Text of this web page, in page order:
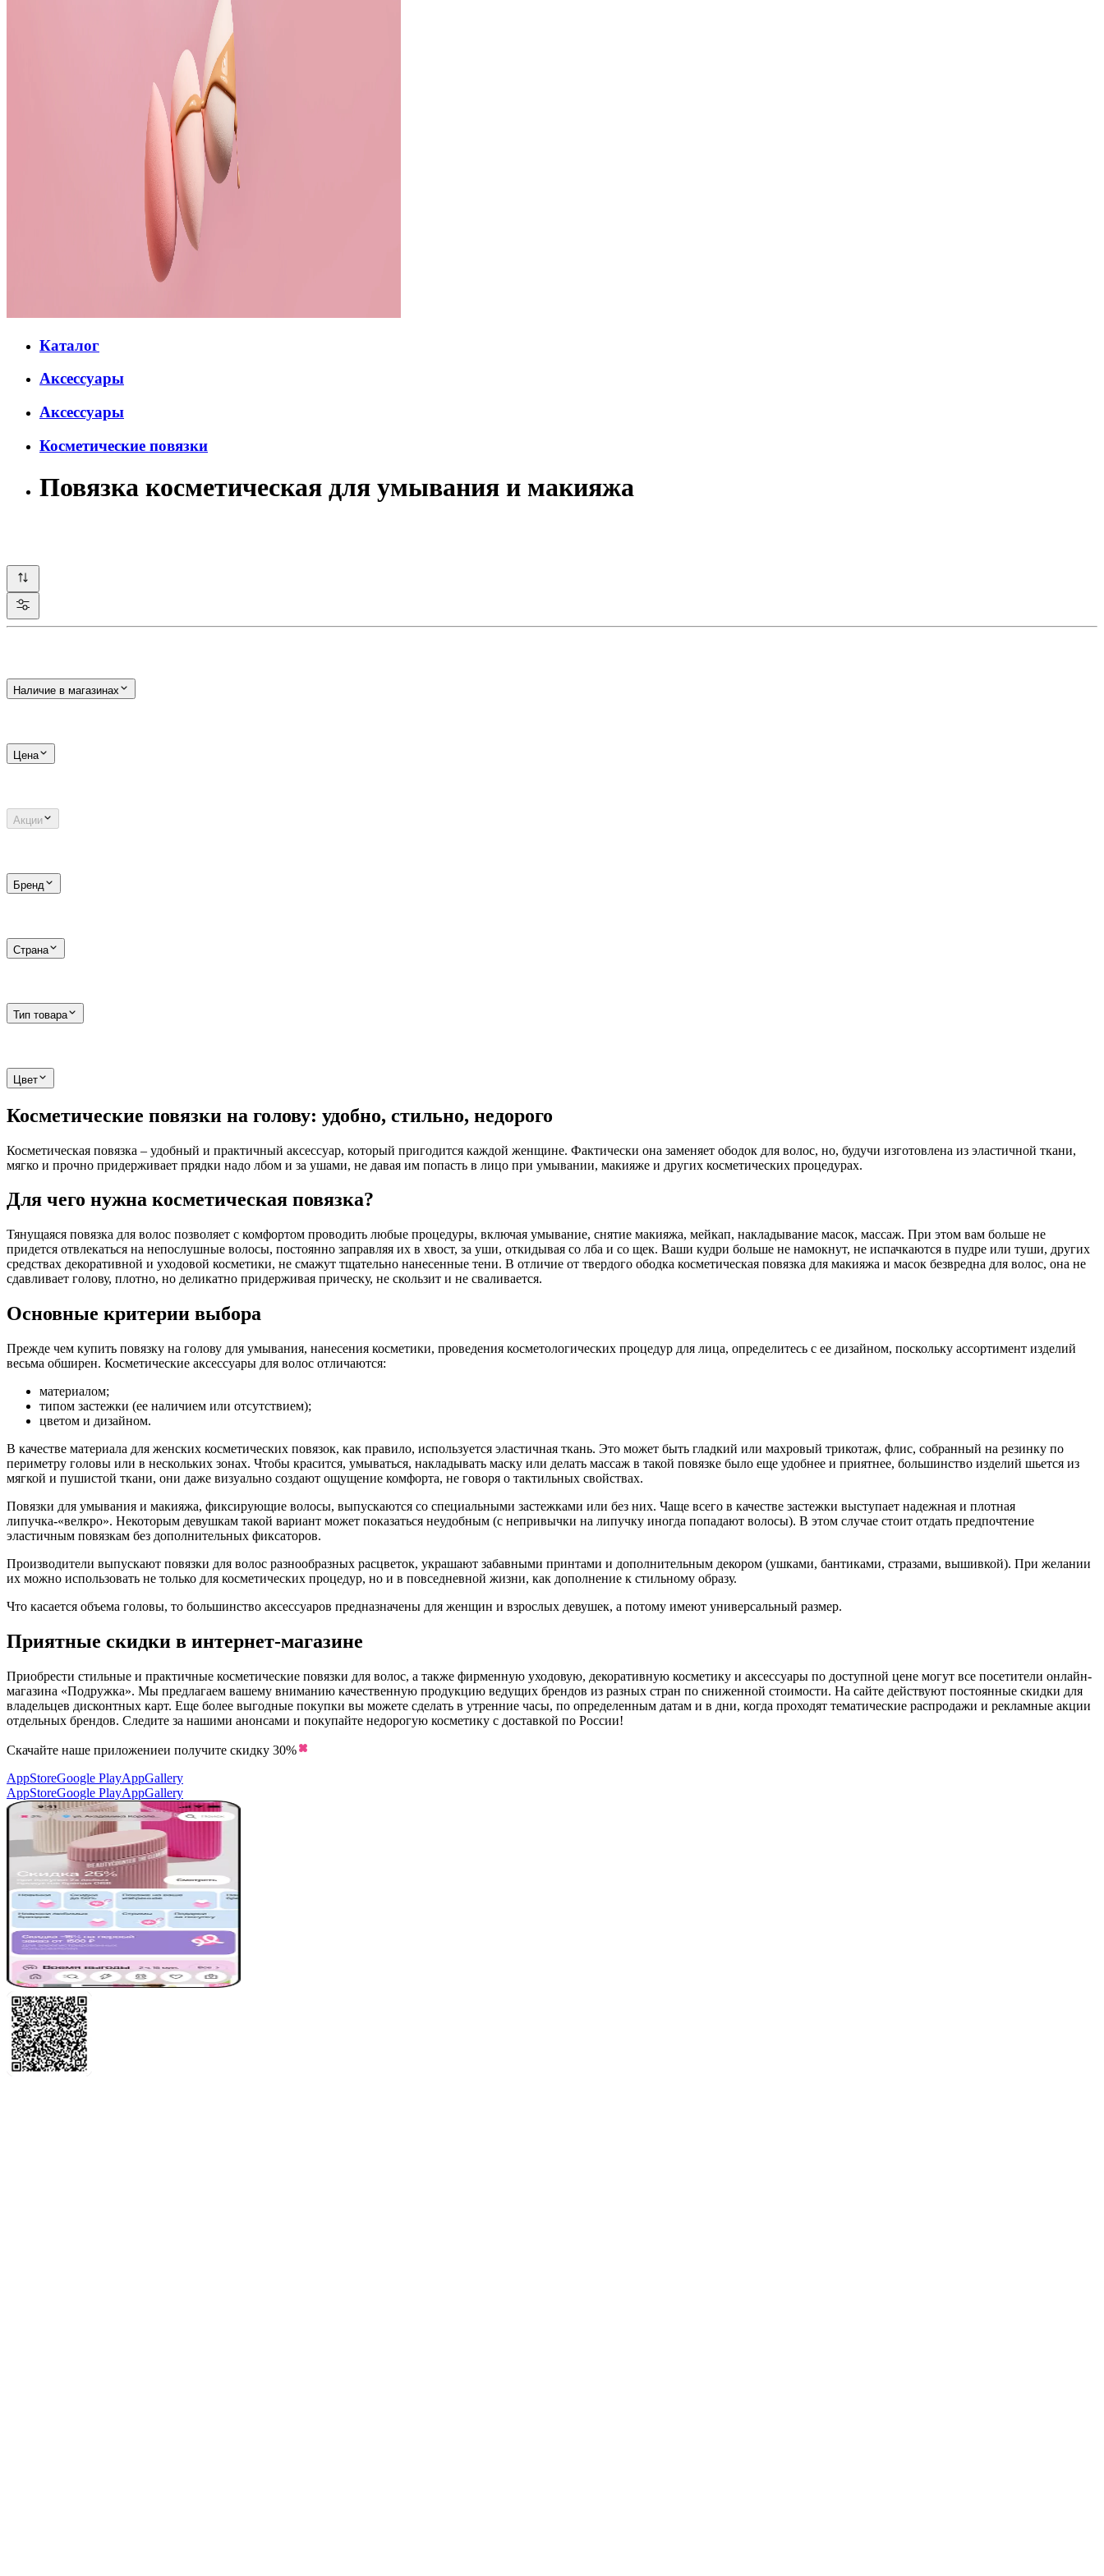
Каталог
Аксессуары
Аксессуары
Косметические повязки
Повязка косметическая для умывания и макияжа
Наличие в магазинах
Цена
Акции
Бренд
Страна
Тип товара
Цвет
Косметические повязки на голову: удобно, стильно, недорого
Косметическая повязка – удобный и практичный аксессуар, который пригодится каждой женщине. Фактически она заменяет ободок для волос, но, будучи изготовлена из эластичной ткани,
мягко и прочно придерживает прядки надо лбом и за ушами, не давая им попасть в лицо при умывании, макияже и других косметических процедурах.
Для чего нужна косметическая повязка?
Тянущаяся повязка для волос позволяет с комфортом проводить любые процедуры, включая умывание, снятие макияжа, мейкап, накладывание масок, массаж. При этом вам больше не
придется отвлекаться на непослушные волосы, постоянно заправляя их в хвост, за уши, откидывая со лба и со щек. Ваши кудри больше не намокнут, не испачкаются в пудре или туши, других
средствах декоративной и уходовой косметики, не смажут тщательно нанесенные тени. В отличие от твердого ободка косметическая повязка для макияжа и масок безвредна для волос, она не
сдавливает голову, плотно, но деликатно придерживая прическу, не скользит и не сваливается.
Основные критерии выбора
Прежде чем купить повязку на голову для умывания, нанесения косметики, проведения косметологических процедур для лица, определитесь с ее дизайном, поскольку ассортимент изделий
весьма обширен. Косметические аксессуары для волос отличаются:
материалом;
типом застежки (ее наличием или отсутствием);
цветом и дизайном.
В качестве материала для женских косметических повязок, как правило, используется эластичная ткань. Это может быть гладкий или махровый трикотаж, флис, собранный на резинку по
периметру головы или в нескольких зонах. Чтобы красится, умываться, накладывать маску или делать массаж в такой повязке было еще удобнее и приятнее, большинство изделий шьется из
мягкой и пушистой ткани, они даже визуально создают ощущение комфорта, не говоря о тактильных свойствах.
Повязки для умывания и макияжа, фиксирующие волосы, выпускаются со специальными застежками или без них. Чаще всего в качестве застежки выступает надежная и плотная
липучка-«велкро». Некоторым девушкам такой вариант может показаться неудобным (с непривычки на липучку иногда попадают волосы). В этом случае стоит отдать предпочтение
эластичным повязкам без дополнительных фиксаторов.
Производители выпускают повязки для волос разнообразных расцветок, украшают забавными принтами и дополнительным декором (ушками, бантиками, стразами, вышивкой). При желании
их можно использовать не только для косметических процедур, но и в повседневной жизни, как дополнение к стильному образу.
Что касается объема головы, то большинство аксессуаров предназначены для женщин и взрослых девушек, а потому имеют универсальный размер.
Приятные скидки в интернет-магазине
Приобрести стильные и практичные косметические повязки для волос, а также фирменную уходовую, декоративную косметику и аксессуары по доступной цене могут все посетители онлайн-
магазина «Подружка». Мы предлагаем вашему вниманию качественную продукцию ведущих брендов из разных стран по сниженной стоимости. На сайте действуют постоянные скидки для
владельцев дисконтных карт. Еще более выгодные покупки вы можете сделать в утренние часы, по определенным датам и в дни, когда проходят тематические распродажи и рекламные акции
отдельных брендов. Следите за нашими анонсами и покупайте недорогую косметику с доставкой по России!
Скачайте наше приложениеи получите скидку 30%
AppStoreGoogle PlayAppGallery
AppStoreGoogle PlayAppGallery